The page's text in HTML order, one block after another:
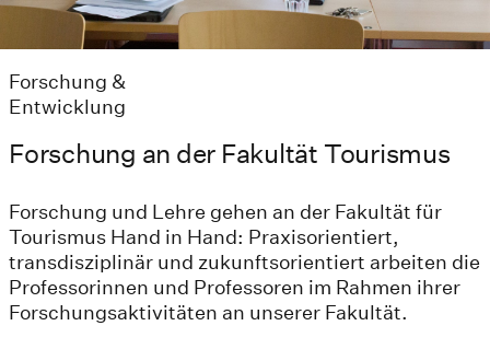
Forschung &
Entwicklung
Forschung an der Fakultät Tourismus
Forschung und Lehre gehen an der Fakultät für
Tourismus Hand in Hand: Praxisorientiert,
transdisziplinär und zukunftsorientiert arbeiten die
Professorinnen und Professoren im Rahmen ihrer
Forschungsaktivitäten an unserer Fakultät.